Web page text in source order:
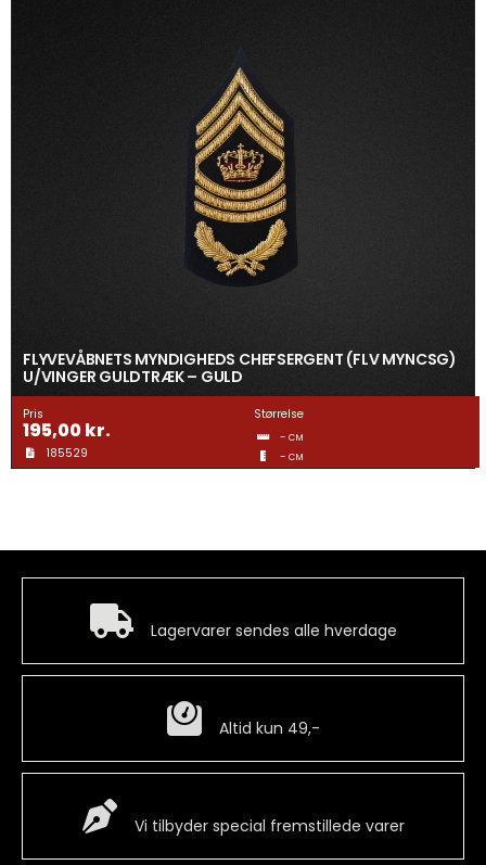
FLYVEVÅBNETS MYNDIGHEDS CHEFSERGENT (FLV MYNCSG)
U/VINGER GULDTRÆK – GULD
Pris
195,00kr.
185529
Størrelse
- CM
- CM
Lagervarer sendes alle hverdage
Altid kun 49,-
Vi tilbyder special fremstillede varer